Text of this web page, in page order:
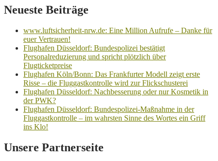
Neueste Beiträge
www.luftsicherheit-nrw.de: Eine Million Aufrufe – Danke für
euer Vertrauen!
Flughafen Düsseldorf: Bundespolizei bestätigt
Personalreduzierung und spricht plötzlich über
Flugticketpreise
Flughafen Köln/Bonn: Das Frankfurter Modell zeigt erste
Risse – die Fluggastkontrolle wird zur Flickschusterei
Flughafen Düsseldorf: Nachbesserung oder nur Kosmetik in
der PWK?
Flughafen Düsseldorf: Bundespolizei-Maßnahme in der
Fluggastkontrolle – im wahrsten Sinne des Wortes ein Griff
ins Klo!
Unsere Partnerseite